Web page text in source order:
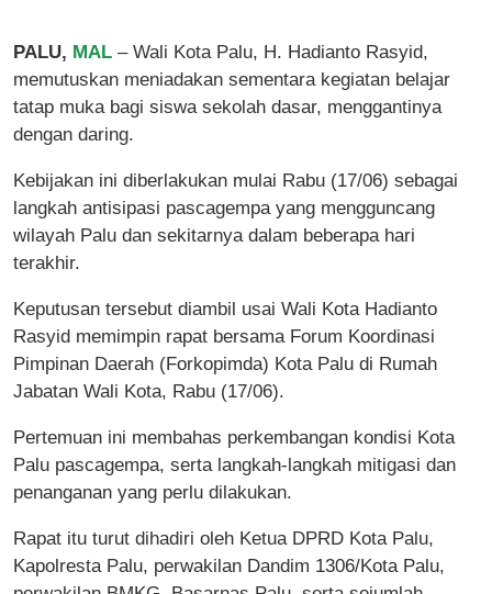
PALU, MAL – Wali Kota Palu, H. Hadianto Rasyid,
memutuskan meniadakan sementara kegiatan belajar
tatap muka bagi siswa sekolah dasar, menggantinya
dengan daring.
Kebijakan ini diberlakukan mulai Rabu (17/06) sebagai
langkah antisipasi pascagempa yang mengguncang
wilayah Palu dan sekitarnya dalam beberapa hari
terakhir.
Keputusan tersebut diambil usai Wali Kota Hadianto
Rasyid memimpin rapat bersama Forum Koordinasi
Pimpinan Daerah (Forkopimda) Kota Palu di Rumah
Jabatan Wali Kota, Rabu (17/06).
Pertemuan ini membahas perkembangan kondisi Kota
Palu pascagempa, serta langkah-langkah mitigasi dan
penanganan yang perlu dilakukan.
Rapat itu turut dihadiri oleh Ketua DPRD Kota Palu,
Kapolresta Palu, perwakilan Dandim 1306/Kota Palu,